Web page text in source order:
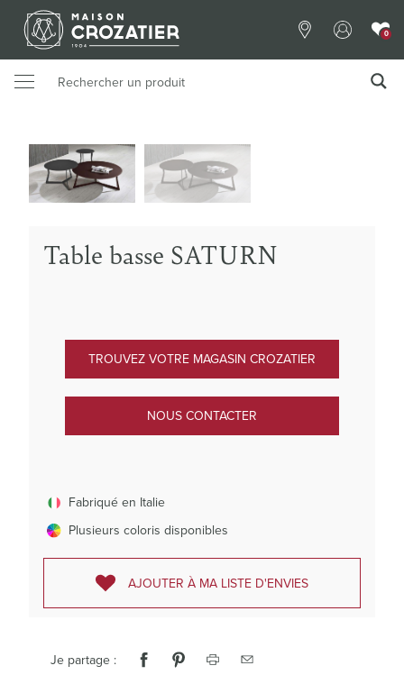
0
Table basse SATURN
TROUVEZ VOTRE MAGASIN CROZATIER
NOUS CONTACTER
Fabriqué en Italie
Plusieurs coloris disponibles
AJOUTER À MA LISTE D'ENVIES
Je partage :